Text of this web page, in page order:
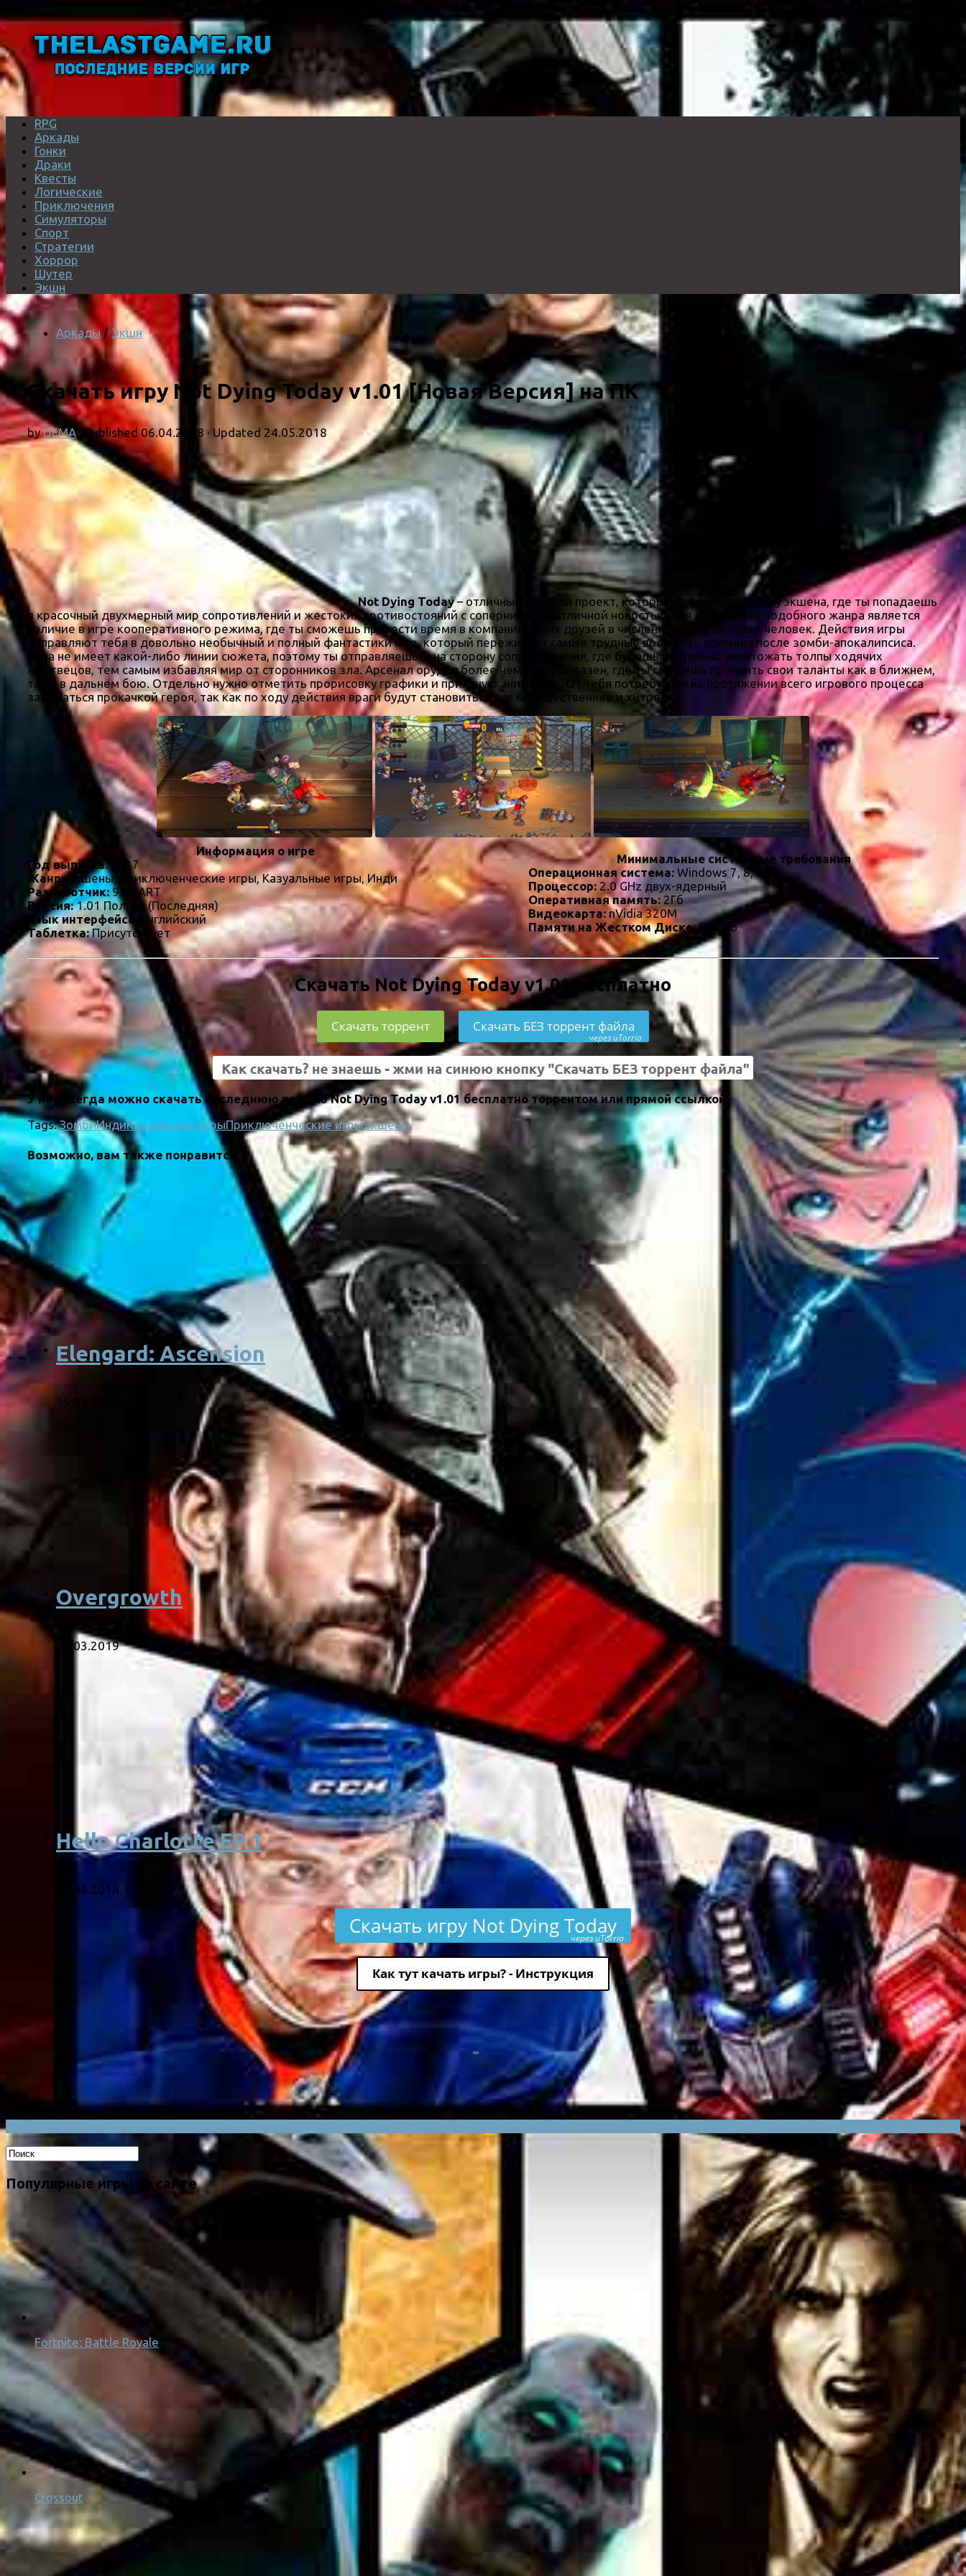
RPG
Аркады
Гонки
Драки
Квесты
Логические
Приключения
Симуляторы
Спорт
Стратегии
Хоррор
Шутер
Экшн
Аркады / Экшн
Скачать игру Not Dying Today v1.01 [Новая Версия] на ПК
byDEMA · Published06.04.2018 · Updated 24.05.2018
Not Dying Today– отличный игровой проект, который относится к жанру экшена, где ты попадаешь
в красочный двухмерный мир сопротивлений и жестоких противостояний с соперниками. Отличной новостью для любителей подобного жанра является
наличие в игре кооперативного режима, где ты сможешь провести время в компании своих друзей в численности до четырех человек. Действия игры
отправляют тебя в довольно необычный и полный фантастики мир, который переживает самые трудные времена – времена после зомби-апокалипсиса.
Игра не имеет какой-либо линии сюжета, поэтому ты отправляешься на сторону сопротивления, где будешь постоянно уничтожать толпы ходячих
мертвецов, тем самым избавляя мир от сторонников зла. Арсенал орудия более чем разнообразен, где ты сможешь проявить свои таланты как в ближнем,
так и в дальнем бою. Отдельно нужно отметить прорисовку графики и приятную анимацию. От тебя потребуется на протяжении всего игрового процесса
заниматься прокачкой героя, так как по ходу действия враги будут становиться все могущественнее и хитрее.
Информация о игре
Год выпуска:2017
Жанр:Экшены, Приключенческие игры, Казуальные игры, Инди
Разработчик: 9TH.ART
Версия:1.01 Полная (Последняя)
Язык интерфейса:
английский
Таблетка:Присутствует
Минимальные системные требования
Операционная система: Windows 7, 8, 10
Процессор: 2.0 GHz двух-ядерный
Оперативная память: 2Гб
Видеокарта: nVidia 320M
Памяти на Жестком Диске:500Мб
Скачать Not Dying Today v1.01 бесплатно
Скачать торрент Скачать БЕЗ торрент файла
через uTorria
У нас всегда можно скачать последнюю версию Not Dying Today v1.01 бесплатно торрентом или прямой ссылкой.
Tags: ЗомбиИндиКазуальные игрыПриключенческие игрыЭкшены
Возможно, вам также понравится:
Elengard: Ascension
15.03.2026
Overgrowth
01.03.2019
Hello Charlotte EP.1
07.04.2018
Скачать игру Not Dying Today
через uTorria
Как тут качать игры? - Инструкция
Популярные игры на сайте
Fortnite: Battle Royale
Crossout